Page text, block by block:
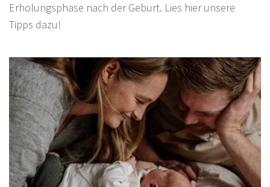
Erholungsphase nach der Geburt. Lies hier unsere
Tipps dazu!